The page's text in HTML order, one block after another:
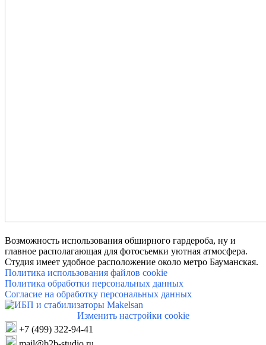
Возможность использования обширного гардероба, ну и
главное располагающая для фотосъемки уютная атмосфера.
Студия имеет удобное расположение около метро Бауманская.
Политика использования файлов cookie
Политика обработки персональных данных
Согласие на обработку персональных данных
Изменить настройки cookie
+7 (499) 322-94-41